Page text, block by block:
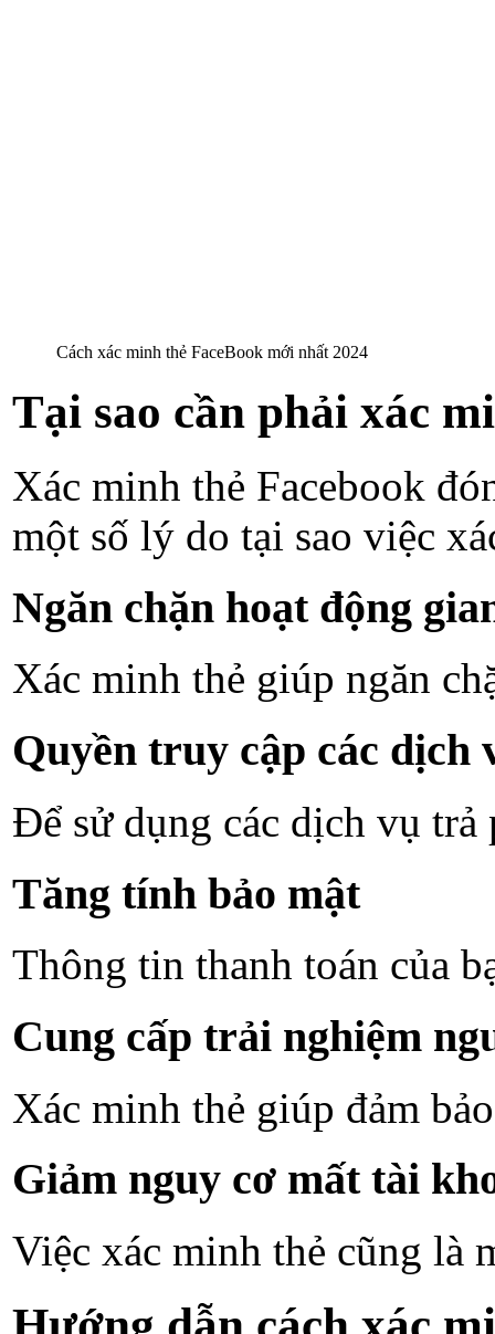
Cách xác minh thẻ FaceBook mới nhất 2024
Tại sao cần phải xác
Xác minh thẻ Facebook
một số lý do tại sao việc
Ngăn chặn hoạt động
Xác minh thẻ giúp ngăn
Quyền truy cập các dịch
Để sử dụng các dịch vụ trả
Tăng tính bảo mật
Thông tin thanh toán của
Cung cấp trải nghiệm
Xác minh thẻ giúp đảm
Giảm nguy cơ mất tài
Việc xác minh thẻ cũng là